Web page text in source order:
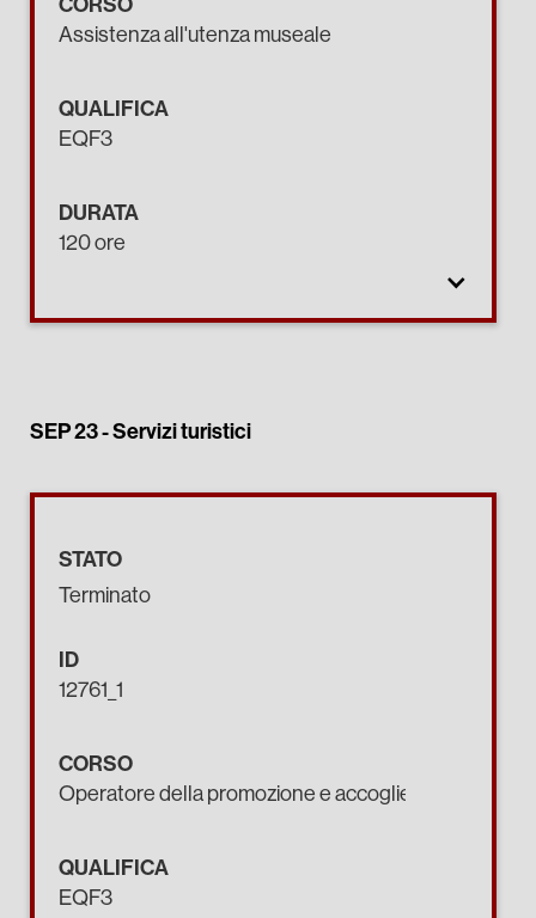
Assistenza all'utenza museale
QUALIFICA
EQF3
DURATA
120 ore
SEP 23 -Servizi turistici
STATO
Terminato
ID
12761_1
CORSO
Operatore della promozione e accoglienza turistica
QUALIFICA
EQF3